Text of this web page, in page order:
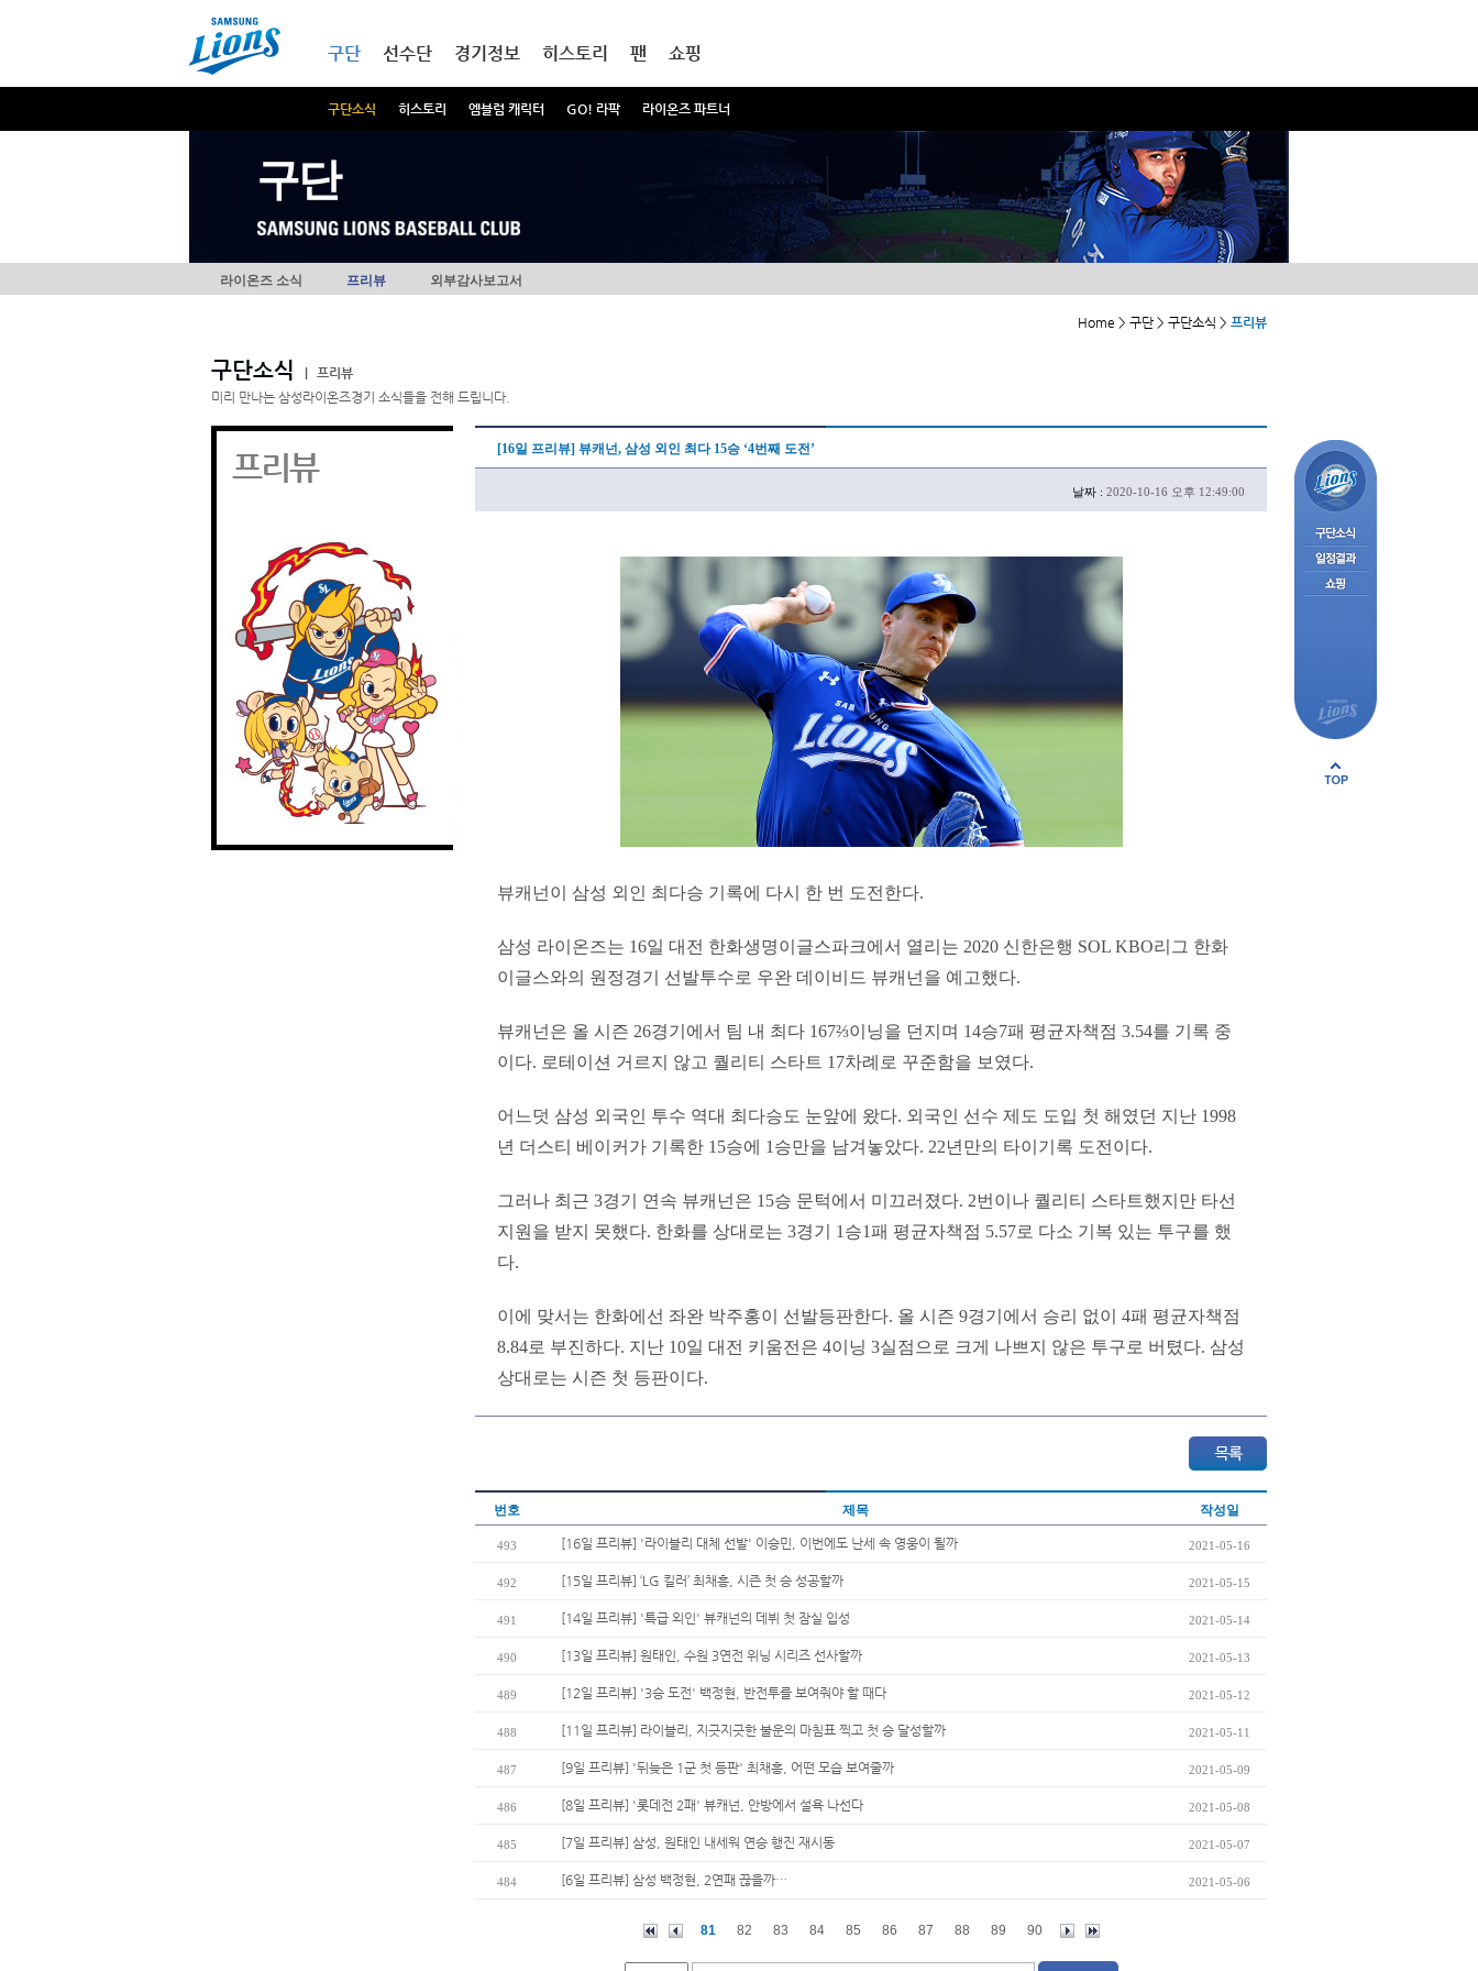
구단
구단소식 히스토리 엠블럼 캐릭터 GO! 라팍 라이온즈 파트너
선수단 경기정보 히스토리 팬 쇼핑
구단
라이온즈 소식 프리뷰 외부감사보고서
Home > 구단 > 구단소식 > 프리뷰
구단소식
프리뷰
미리 만나는 삼성라이온즈경기 소식들을 전해 드립니다.
프리뷰 [16일 프리뷰] 뷰캐넌, 삼성 외인 최다 15승 ‘4번째 도전’
날짜 : 2020-10-16 오후 12:49:00
뷰캐넌이 삼성 외인 최다승 기록에 다시 한 번 도전한다.
삼성 라이온즈는 16일 대전 한화생명이글스파크에서 열리는 2020 신한은행 SOL KBO리그 한화
이글스와의 원정경기 선발투수로 우완 데이비드 뷰캐넌을 예고했다.
뷰캐넌은 올 시즌 26경기에서 팀 내 최다 167⅔이닝을 던지며 14승7패 평균자책점 3.54를 기록 중
이다. 로테이션 거르지 않고 퀄리티 스타트 17차례로 꾸준함을 보였다.
어느덧 삼성 외국인 투수 역대 최다승도 눈앞에 왔다. 외국인 선수 제도 도입 첫 해였던 지난 1998
년 더스티 베이커가 기록한 15승에 1승만을 남겨놓았다. 22년만의 타이기록 도전이다.
그러나 최근 3경기 연속 뷰캐넌은 15승 문턱에서 미끄러졌다. 2번이나 퀄리티 스타트했지만 타선
지원을 받지 못했다. 한화를 상대로는 3경기 1승1패 평균자책점 5.57로 다소 기복 있는 투구를 했
다.
이에 맞서는 한화에선 좌완 박주홍이 선발등판한다. 올 시즌 9경기에서 승리 없이 4패 평균자책점
8.84로 부진하다. 지난 10일 대전 키움전은 4이닝 3실점으로 크게 나쁘지 않은 투구로 버텼다. 삼성
상대로는 시즌 첫 등판이다.
번호 제목 작성일
493 [16일 프리뷰] '라이블리 대체 선발' 이승민, 이번에도 난세 속 영웅이 될까 2021-05-16
492 [15일 프리뷰] ‘LG 킬러’ 최채흥, 시즌 첫 승 성공할까 2021-05-15
491 [14일 프리뷰] '특급 외인' 뷰캐넌의 데뷔 첫 잠실 입성 2021-05-14
490 [13일 프리뷰] 원태인, 수원 3연전 위닝 시리즈 선사할까 2021-05-13
489 [12일 프리뷰] '3승 도전' 백정현, 반전투를 보여줘야 할 때다 2021-05-12
488 [11일 프리뷰] 라이블리, 지긋지긋한 불운의 마침표 찍고 첫 승 달성할까 2021-05-11
487 [9일 프리뷰] '뒤늦은 1군 첫 등판' 최채흥, 어떤 모습 보여줄까 2021-05-09
486 [8일 프리뷰] '롯데전 2패' 뷰캐넌, 안방에서 설욕 나선다 2021-05-08
485 [7일 프리뷰] 삼성, 원태인 내세워 연승 행진 재시동 2021-05-07
484 [6일 프리뷰] 삼성 백정현, 2연패 끊을까… 2021-05-06
81 82 83 84 85 86 87 88 89 90